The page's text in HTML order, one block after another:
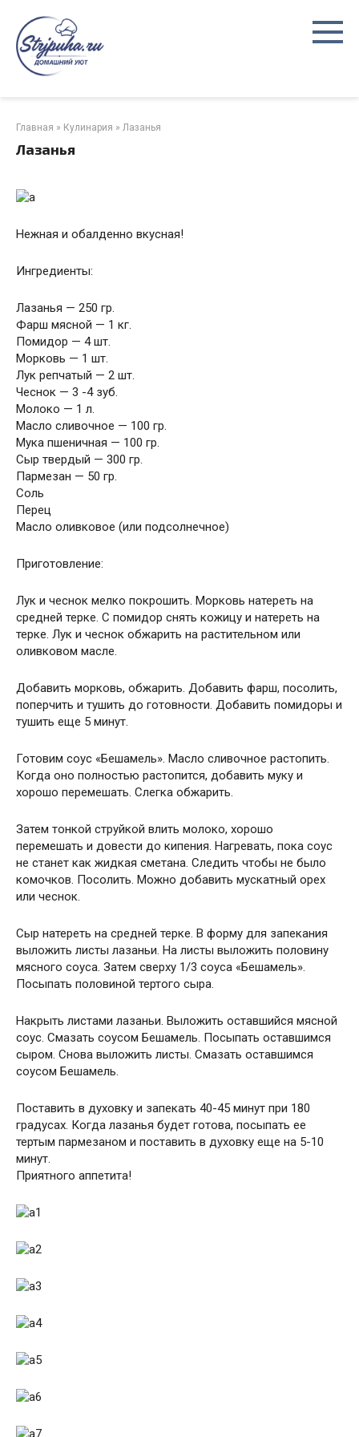
контенту
Главная » Кулинария » Лазанья
Лазанья
Нежная и обалденно вкусная!
Ингредиенты:
Лазанья — 250 гр.
Фарш мясной — 1 кг.
Помидор — 4 шт.
Морковь — 1 шт.
Лук репчатый — 2 шт.
Чеснок — 3 -4 зуб.
Молоко — 1 л.
Масло сливочное — 100 гр.
Мука пшеничная — 100 гр.
Сыр твердый — 300 гр.
Пармезан — 50 гр.
Соль
Перец
Масло оливковое (или подсолнечное)
Приготовление:
Лук и чеснок мелко покрошить. Морковь натереть на
средней терке. С помидор снять кожицу и натереть на
терке. Лук и чеснок обжарить на растительном или
оливковом масле.
Добавить морковь, обжарить. Добавить фарш, посолить,
поперчить и тушить до готовности. Добавить помидоры и
тушить еще 5 минут.
Готовим соус «Бешамель». Масло сливочное растопить.
Когда оно полностью растопится, добавить муку и
хорошо перемешать. Слегка обжарить.
Затем тонкой струйкой влить молоко, хорошо
перемешать и довести до кипения. Нагревать, пока соус
не станет как жидкая сметана. Следить чтобы не было
комочков. Посолить. Можно добавить мускатный орех
или чеснок.
Сыр натереть на средней терке. В форму для запекания
выложить листы лазаньи. На листы выложить половину
мясного соуса. Затем сверху 1/3 соуса «Бешамель».
Посыпать половиной тертого сыра.
Накрыть листами лазаньи. Выложить оставшийся мясной
соус. Смазать соусом Бешамель. Посыпать оставшимся
сыром. Снова выложить листы. Смазать оставшимся
соусом Бешамель.
Поставить в духовку и запекать 40-45 минут при 180
градусах. Когда лазанья будет готова, посыпать ее
тертым пармезаном и поставить в духовку еще на 5-10
минут.
Приятного аппетита!